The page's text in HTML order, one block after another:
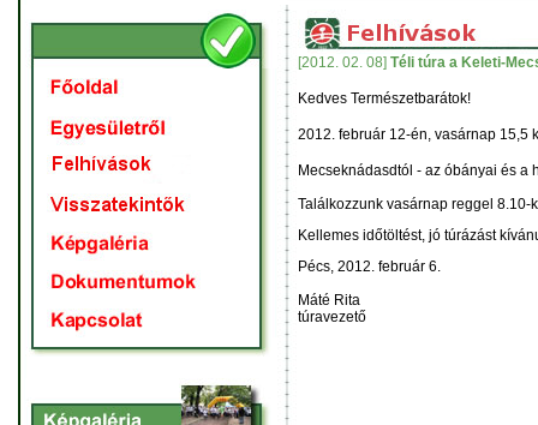
[2012. 02. 08] Téli túra a Keleti-
Kedves Természetbarátok!
2012. február 12-én, vasárnap 15,5
Mecseknádasdtól - az óbányai és a
Találkozzunk vasárnap reggel
Kellemes időtöltést, jó túrázást
Pécs, 2012. február 6.
Máté Rita
túravezető